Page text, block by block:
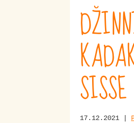
SISSE
17.12.2021 |